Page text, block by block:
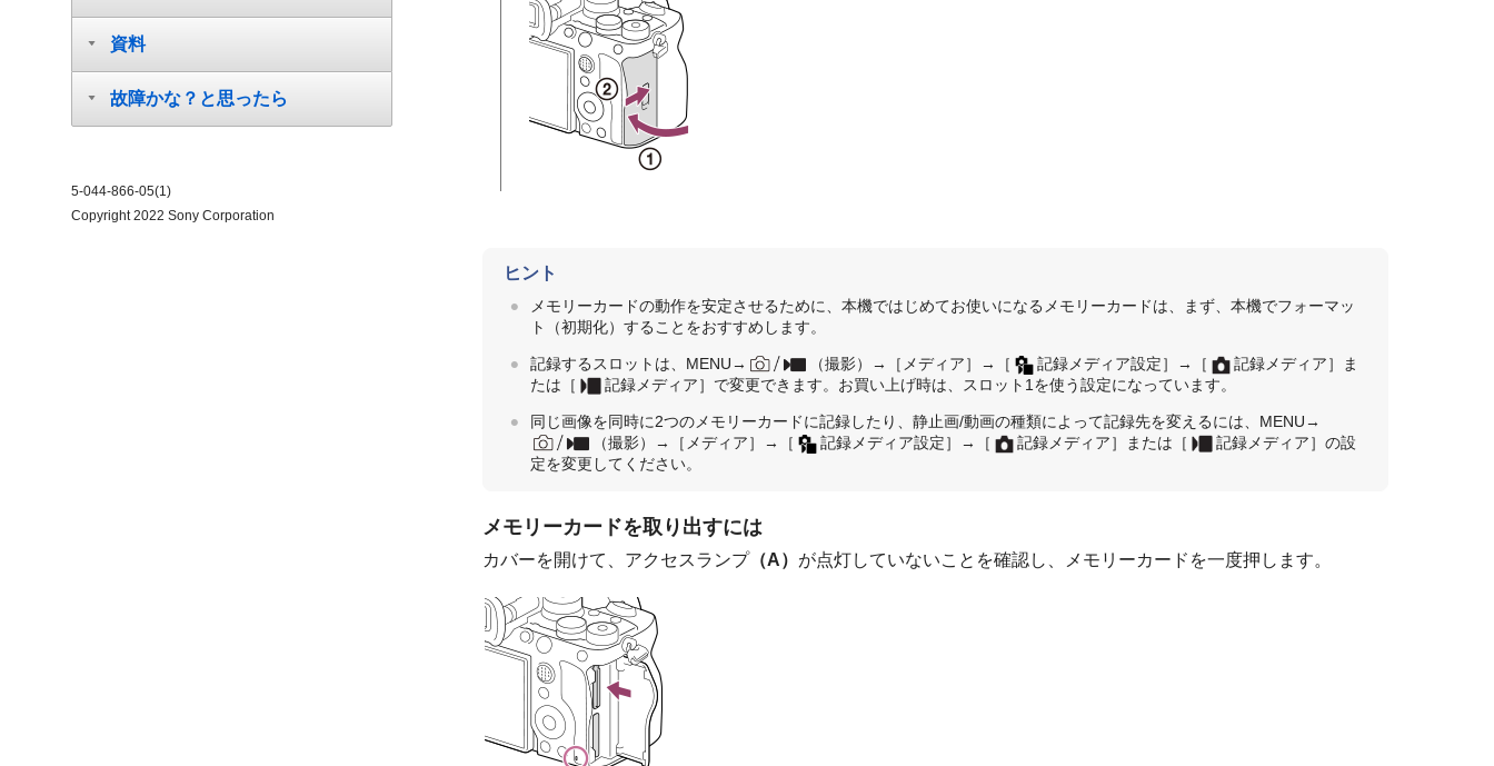
ヒント
メモリーカードの動作を安定させるために、本機ではじめてお使いになるメモリーカードは、まず、本機でフォーマッ
ト（初期化）することをおすすめします。
記録するスロットは、 MENU→ （撮影）→ ［メディア］ → ［ 記録メディア設定］ → ［ 記録メディア］
ま
たは ［ 記録メディア］ で変更できます。お買い上げ時は、スロット1を使う設定になっています。
同じ画像を同時に2つのメモリーカードに記録したり、静止画/動画の種類によって記録先を変えるには、 MENU→
（撮影）→ ［メディア］ → ［ 記録メディア設定］ → ［ 記録メディア］ または ［ 記録メディア］ の設
定を変更してください。
メモリーカードを取り出すには
カバーを開けて、アクセスランプ（A） が点灯していないことを確認し、メモリーカードを一度押します。
資料
故障かな？と思ったら
5-044-866-05(1)
Copyright 2022 Sony Corporation